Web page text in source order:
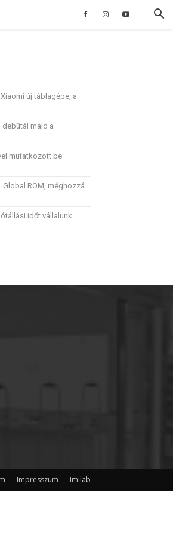
új táblagépe, a
majd a
mutatkozott be
Global ROM, méghozzá
időt vállalunk
Impresszum Imilab